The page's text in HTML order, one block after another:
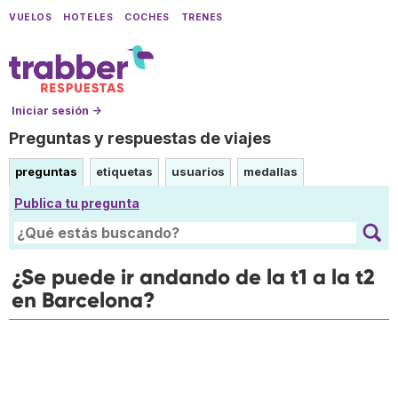
VUELOS HOTELES COCHES TRENES
Iniciar sesión →
Preguntas y respuestas de viajes
preguntas etiquetas usuarios medallas
Publica tu pregunta
¿Se puede ir andando de la t1 a la t2
en Barcelona?